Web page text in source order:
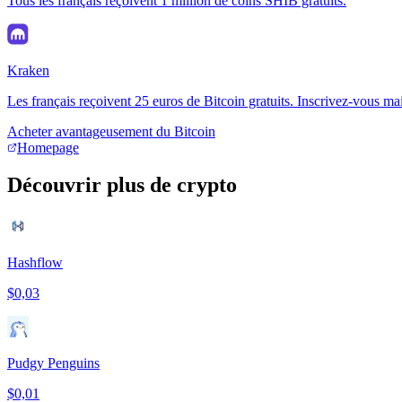
Kraken
Les français reçoivent 25 euros de Bitcoin gratuits. Inscrivez-vous
Acheter avantageusement du Bitcoin
Homepage
Découvrir plus de crypto
Hashflow
$0,03
Pudgy Penguins
$0,01